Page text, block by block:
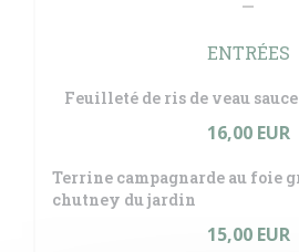
ENTRÉES
Feuilleté de ris de veau
16,00 EUR
Terrine campagnarde au foie
chutney du jardin
15,00 EUR